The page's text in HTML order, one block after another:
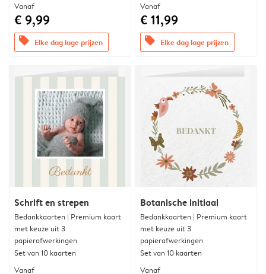
Vanaf
€ 9,99
offers Elke dag lage prijzen
Vanaf
€ 11,99
offers Elke dag lage prijzen
Schrift en strepen
Bedankkaarten | Premium kaart
met keuze uit 3
papierafwerkingen
Set van 10 kaarten
Vanaf
Botanische initiaal
Bedankkaarten | Premium kaart
met keuze uit 3
papierafwerkingen
Set van 10 kaarten
Vanaf